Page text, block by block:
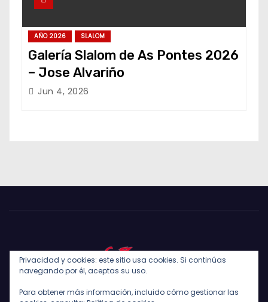
AÑO 2026 SLALOM
Galería Slalom de As Pontes 2026
– Jose Alvariño
Jun 4, 2026
Privacidad y cookies: este sitio usa cookies. Si continúas
navegando por él, aceptas su uso.
Para obtener más información, incluido cómo gestionar las